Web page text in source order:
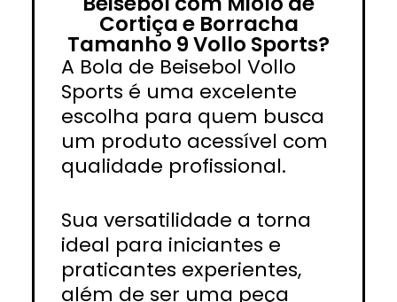
Cortiça e Borracha
Tamanho 9 Vollo Sports?
A Bola de Beisebol Vollo
Sports é uma excelente
escolha para quem busca
um produto acessível com
qualidade profissional.
Sua versatilidade a torna
ideal para iniciantes e
praticantes experientes,
além de ser uma peça